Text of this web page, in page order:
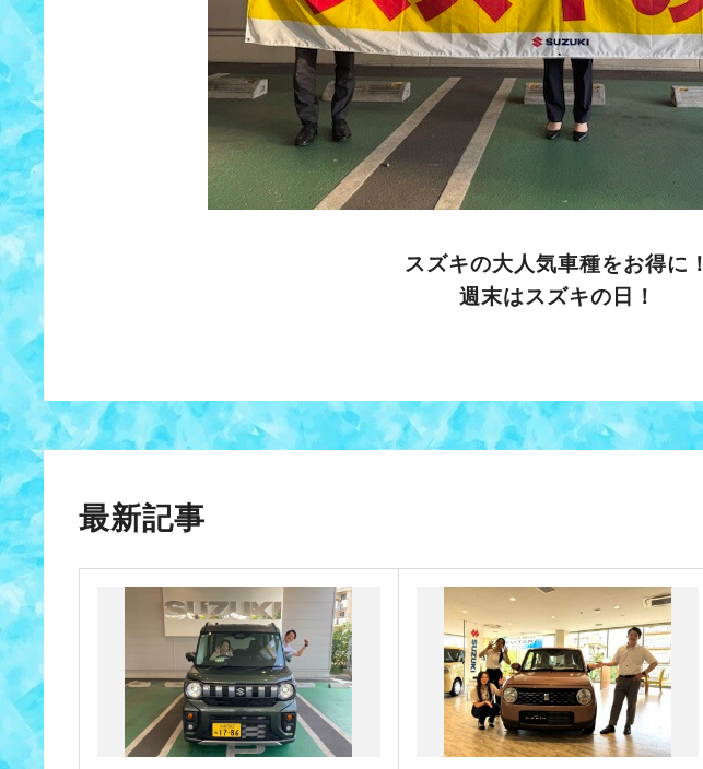
スズキの大人気車種をお得に！
週末はスズキの日！
最新記事